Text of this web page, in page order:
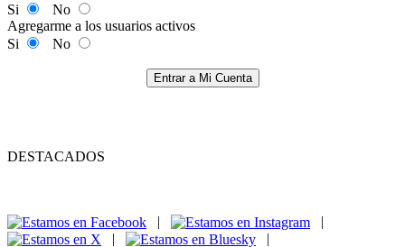
Si
No
Agregarme a los usuarios activos
Si
No
Entrar a Mi Cuenta
DESTACADOS
|
|
|
|